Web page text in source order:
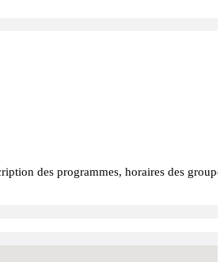
des programmes, horaires des